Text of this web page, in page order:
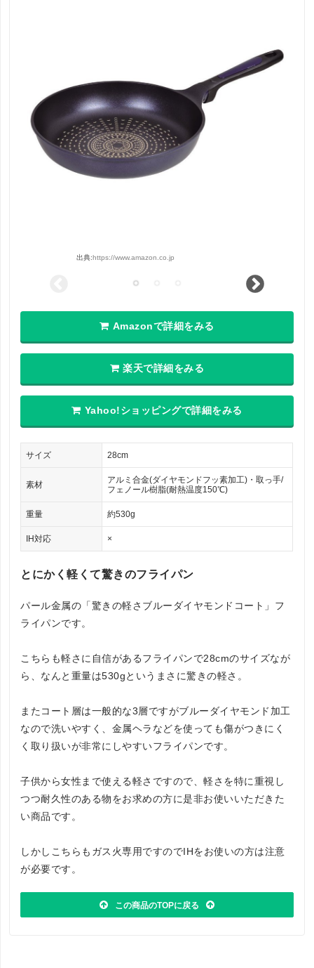
出典:https://www.amazon.co.jp
Amazonで詳細をみる
楽天で詳細をみる
Yahoo!ショッピングで詳細をみる
サイズ 28cm
素材
アルミ合金(ダイヤモンドフッ素加工)・取っ手/
フェノール樹脂(耐熱温度150℃)
重量 約530g
IH対応 ×
とにかく軽くて驚きのフライパン
パール金属の「驚きの軽さブルーダイヤモンドコート」フ
ライパンです。
こちらも軽さに自信があるフライパンで28cmのサイズなが
ら、なんと重量は530gというまさに驚きの軽さ。
またコート層は一般的な3層ですがブルーダイヤモンド加工
なので洗いやすく、金属ヘラなどを使っても傷がつきにく
く取り扱いが非常にしやすいフライパンです。
子供から女性まで使える軽さですので、軽さを特に重視し
つつ耐久性のある物をお求めの方に是非お使いいただきた
い商品です。
しかしこちらもガス火専用ですのでIHをお使いの方は注意
が必要です。
この商品のTOPに戻る